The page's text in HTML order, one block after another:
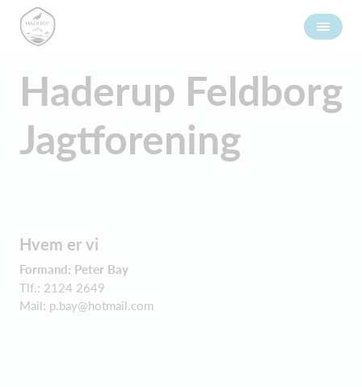
Haderup Feldborg
Jagtforening
Hvem er vi
Formand: Peter Bay
Tlf.: 2124 2649
Mail: p.bay@hotmail.com